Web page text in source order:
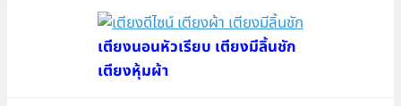
เตียงนอนหัวเรียบ เตียงมีลิ้นชัก
เตียงหุ้มผ้า